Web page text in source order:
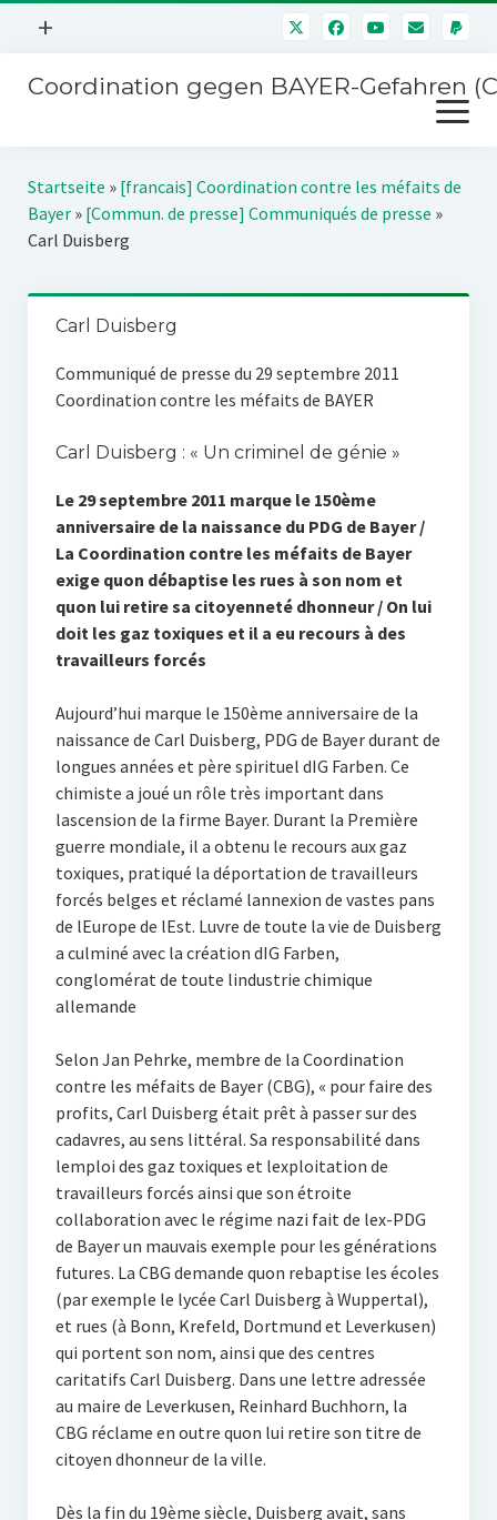
Menü
+
Mitmachen
Über uns
Kontakt
Impressum
Störfälle
Coordination gegen BAYER-Gefahren
Menü
öffnen
Kampagnen
BAYER-Hauptversammlungen
Jahrestagung
SPENDEN
Startseite » [francais] Coordination contre les méfaits de
Bayer» [Commun. de presse] Communiqués de presse »
Carl Duisberg
Carl Duisberg
Communiqué de presse du 29 septembre 2011
Coordination contre les méfaits de BAYER
Carl Duisberg : « Un criminel de génie »
Le 29 septembre 2011 marque le 150ème
anniversaire de la naissance du PDG de Bayer /
La Coordination contre les méfaits de Bayer
exige quon débaptise les rues à son nom et
quon lui retire sa citoyenneté dhonneur / On lui
doit les gaz toxiques et il a eu recours à des
travailleurs forcés
Aujourd’hui marque le 150ème anniversaire de la
naissance de Carl Duisberg, PDG de Bayer durant de
longues années et père spirituel dIG Farben. Ce
chimiste a joué un rôle très important dans
lascension de la firme Bayer. Durant la Première
guerre mondiale, il a obtenu le recours aux gaz
toxiques, pratiqué la déportation de travailleurs
forcés belges et réclamé lannexion de vastes pans
de lEurope de lEst. Luvre de toute la vie de Duisberg
a culminé avec la création dIG Farben,
conglomérat de toute lindustrie chimique
allemande
Selon Jan Pehrke, membre de la Coordination
contre les méfaits de Bayer (CBG), « pour faire des
profits, Carl Duisberg était prêt à passer sur des
cadavres, au sens littéral. Sa responsabilité dans
lemploi des gaz toxiques et lexploitation de
travailleurs forcés ainsi que son étroite
collaboration avec le régime nazi fait de lex-PDG
de Bayer un mauvais exemple pour les générations
futures. La CBG demande quon rebaptise les écoles
(par exemple le lycée Carl Duisberg à Wuppertal),
et rues (à Bonn, Krefeld, Dortmund et Leverkusen)
qui portent son nom, ainsi que des centres
caritatifs Carl Duisberg. Dans une lettre adressée
au maire de Leverkusen, Reinhard Buchhorn, la
CBG réclame en outre quon lui retire son titre de
citoyen dhonneur de la ville.
Dès la fin du 19ème siècle, Duisberg avait, sans